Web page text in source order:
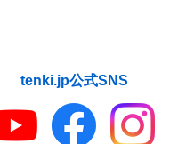
tenki.jp公式SNS